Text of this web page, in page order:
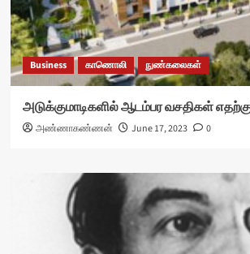
Business காணொலி நுண்கலைகள்
அடுக்குமாடிகளில் ஆடம்பர வசதிகள்
அண்ணாகண்ணன் June 17, 2023 0